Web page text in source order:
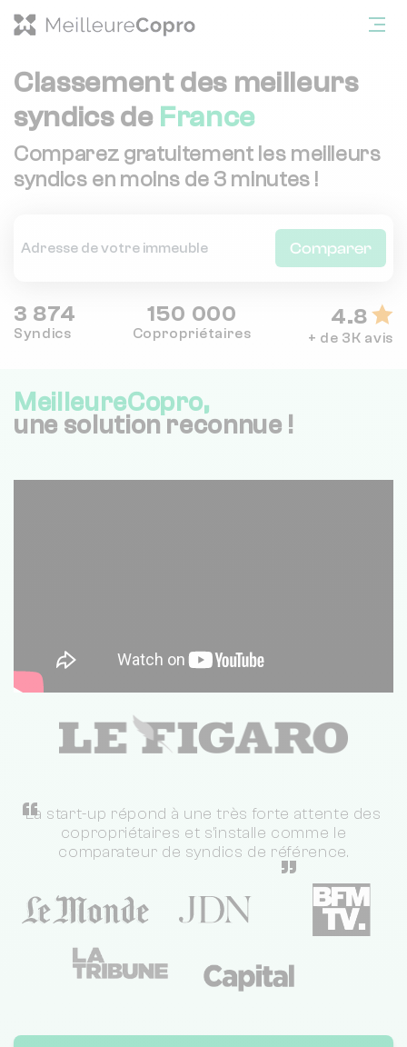
Classement des meilleurs
syndics de France
Comparez gratuitement les meilleurs
syndics en moins de 3 minutes !
Comparer
3 874
Syndics
150 000
Copropriétaires
4.8
+ de 3K avis
MeilleureCopro,
une solution reconnue !
“
La start-up répond à une très forte attente des
copropriétaires et s'installe comme le
comparateur de syndics de référence.
”